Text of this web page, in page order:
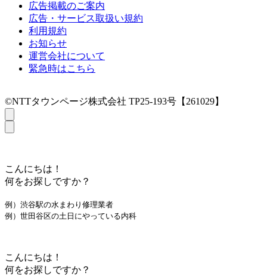
広告掲載のご案内
広告・サービス取扱い規約
利用規約
お知らせ
運営会社について
緊急時はこちら
©NTTタウンページ株式会社 TP25-193号【261029】
こんにちは！
何をお探しですか？
例）渋谷駅の水まわり修理業者
例）世田谷区の土日にやっている内科
こんにちは！
何をお探しですか？